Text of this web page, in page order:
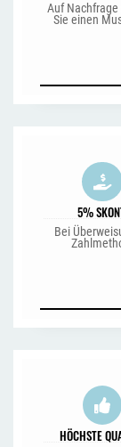
Auf Nachfrage
Sie einen
5%
Bei
HÖCHSTE